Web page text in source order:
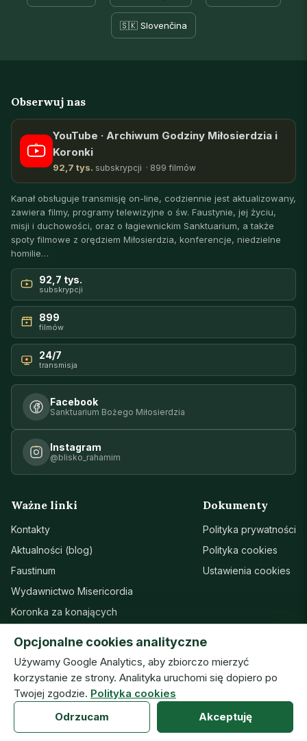
🇸🇰 Slovenčina
Obserwuj nas
YouTube · Archiwum Godziny Miłosierdzia i
Koronki
92,7 tys. subskrypcji · 899 filmów
Kanał obsługuje transmisję on-line, codziennie jest aktualizowany,
zawiera filmy, programy telewizyjne o św. Faustynie, jej życiu,
misji i duchowości, oraz o łagiewnickim Sanktuarium, a także
spoty filmowe z orędziem Miłosierdzia, konferencje, niedzielne
homilie…
92,7 tys.
subskrypcji
899
filmów
24/7
transmisja
Facebook
Sanktuarium Bożego Miłosierdzia
Instagram
@blisko_rahamim
Ważne linki
Kontakty
Aktualności (blog)
Faustinum
Wydawnictwo Misericordia
Koronka za konających
Wsparcie
Dokumenty
Polityka prywatności
Polityka cookies
Ustawienia cookies
© Zgromadzenie Sióstr Matki Bożej Miłosierdzia · ISMM
prototyp — wersja robocza (07.08.2026) · v20260804h
Opcjonalne cookies analityczne
Używamy Google Analytics, aby zbiorczo mierzyć
korzystanie ze strony. Analityka uruchomi się dopiero po
Twojej zgodzie. Polityka cookies
Odrzucam
Akceptuję